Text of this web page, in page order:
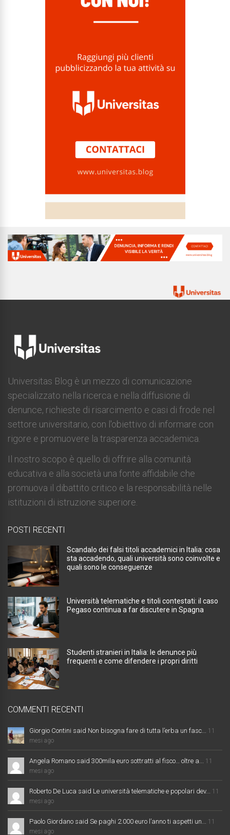
Universitas Blog è un mezzo di comunicazione
specializzato nella ricerca e nella diffusione di
denunce, richieste di risarcimento e casi di frode nel
settore universitario, con l'obiettivo di informare con
rigore e promuovere la trasparenza accademica.
Il nostro scopo è quello di offrire alla comunità
educativa e alla società una fonte affidabile che
promuova il dibattito critico e la responsabilità nelle
istituzioni di istruzione superiore.
POSTI RECENTI
Scandalo dei falsi titoli accademici in Italia: cosa
sta accadendo, quali università sono coinvolte e
quali sono le conseguenze
Università telematiche e titoli contestati: il caso
Pegaso continua a far discutere in Spagna
Studenti stranieri in Italia: le denunce più
frequenti e come difendere i propri diritti
COMMENTI RECENTI
Giorgio Contini said Non bisogna fare di tutta l’erba un fasc...
11
mesi ago
Angela Romano said 300mila euro sottratti al fisco… oltre a...
11
mesi ago
Roberto De Luca said Le università telematiche e popolari dev...
11
mesi ago
Paolo Giordano said Se paghi 2.000 euro l’anno ti aspetti un...
11
mesi ago